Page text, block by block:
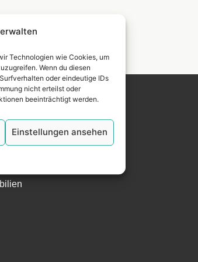
Technologien wie Cookies, um
Wenn du diesen
oder eindeutige IDs
nicht erteilst oder
beeinträchtigt werden.
Einstellungen ansehen
Widerrufsrecht